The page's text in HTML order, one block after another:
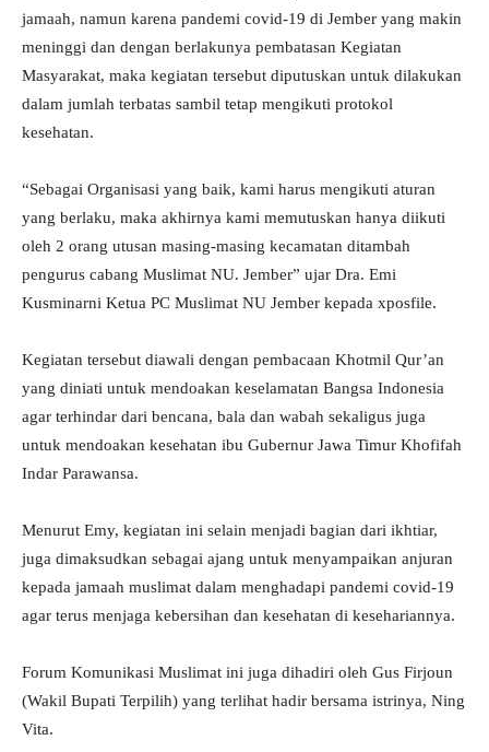
jamaah, namun karena pandemi covid-19 di Jember yang makin
meninggi dan dengan berlakunya pembatasan Kegiatan
Masyarakat, maka kegiatan tersebut diputuskan untuk dilakukan
dalam jumlah terbatas sambil tetap mengikuti protokol
kesehatan.
“Sebagai Organisasi yang baik, kami harus mengikuti aturan
yang berlaku, maka akhirnya kami memutuskan hanya diikuti
oleh 2 orang utusan masing-masing kecamatan ditambah
pengurus cabang Muslimat NU. Jember” ujar Dra. Emi
Kusminarni Ketua PC Muslimat NU Jember kepada xposfile.
Kegiatan tersebut diawali dengan pembacaan Khotmil Qur’an
yang diniati untuk mendoakan keselamatan Bangsa Indonesia
agar terhindar dari bencana, bala dan wabah sekaligus juga
untuk mendoakan kesehatan ibu Gubernur Jawa Timur Khofifah
Indar Parawansa.
Menurut Emy, kegiatan ini selain menjadi bagian dari ikhtiar,
juga dimaksudkan sebagai ajang untuk menyampaikan anjuran
kepada jamaah muslimat dalam menghadapi pandemi covid-19
agar terus menjaga kebersihan dan kesehatan di kesehariannya.
Forum Komunikasi Muslimat ini juga dihadiri oleh Gus Firjoun
(Wakil Bupati Terpilih) yang terlihat hadir bersama istrinya, Ning
Vita.